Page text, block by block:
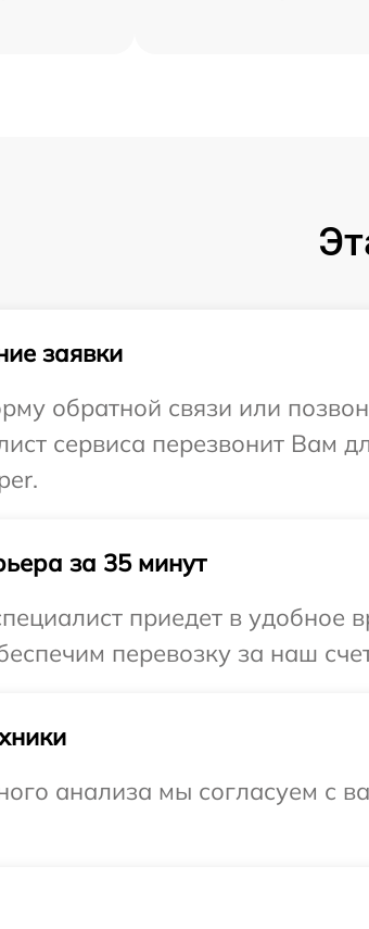
заявки
обратной связи или
сервиса перезвонит Вам
за 35 минут
приедет в удобное
перевозку за наш
анализа мы согласуем с